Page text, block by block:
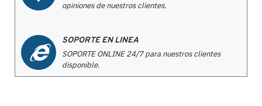
opiniones de nuestros clientes.
SOPORTE EN LINEA
SOPORTE ONLINE 24/7 para nuestros clientes
disponible.